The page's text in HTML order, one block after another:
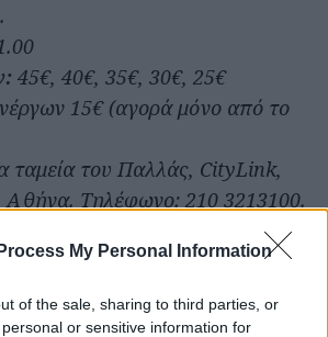
My Personal Information
of the sale, sharing to third parties, or
or sensitive information for
45€, 40€, 35€, 30€, 25€
15€ (αγορά μόνο από το
ταμεία του Παλλάς, CityLink,
Αθήνα. Τηλέφωνο: 210 3213100.
Internet: www.ellthea.gr και στο